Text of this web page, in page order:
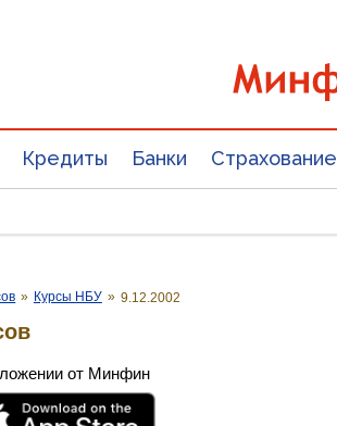
Кредиты Банки Страхование
» Курсы НБУ » 9.12.2002
от Минфин